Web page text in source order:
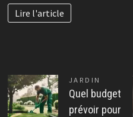
Lire l'article
JARDIN
Quel budget
prévoir pour